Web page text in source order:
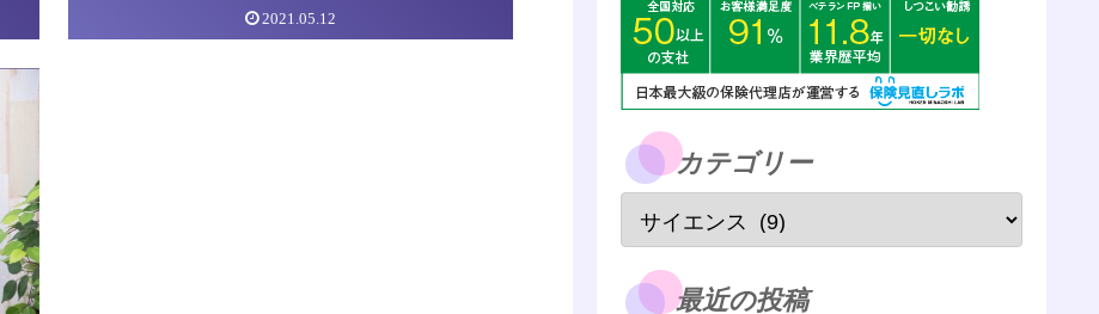
2021.05.12
カテゴリー
最近の投稿